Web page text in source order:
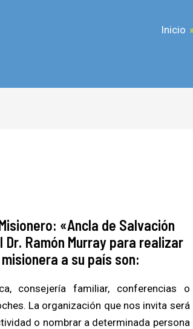
Inicio
«Ancla de Salvación
Ramón Murray para realizar
a su país son:
consejería familiar, conferencias o
La organización que nos invita será
o nombrar a determinada persona